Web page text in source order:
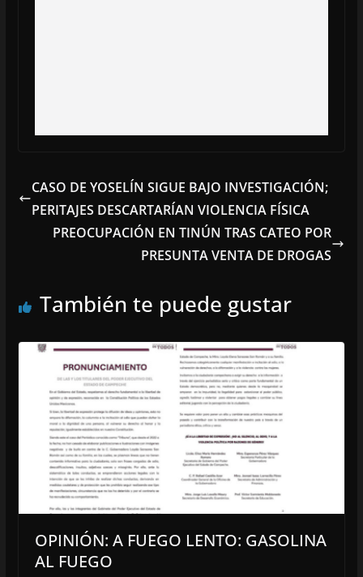
CASO DE YOSELÍN SIGUE BAJO INVESTIGACIÓN;
PERITAJES DESCARTARÍAN VIOLENCIA FÍSICA
PREOCUPACIÓN EN TINÚN TRAS CATEO POR
PRESUNTA VENTA DE DROGAS
También te puede gustar
OPINIÓN: A FUEGO LENTO: GASOLINA
AL FUEGO